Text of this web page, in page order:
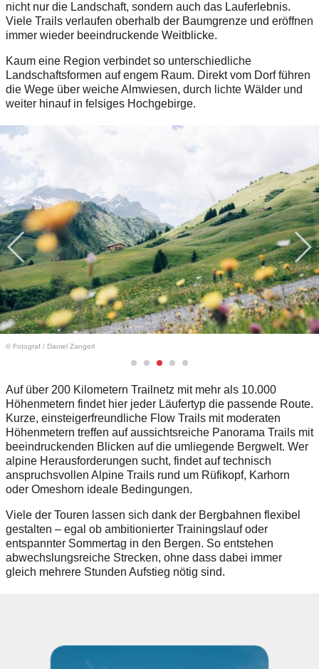
nicht nur die Landschaft, sondern auch das Lauferlebnis.
Viele Trails verlaufen oberhalb der Baumgrenze und eröffnen
immer wieder beeindruckende Weitblicke.
Kaum eine Region verbindet so unterschiedliche
Landschaftsformen auf engem Raum. Direkt vom Dorf führen
die Wege über weiche Almwiesen, durch lichte Wälder und
weiter hinauf in felsiges Hochgebirge.
© Fotograf / Daniel Zangerl
Auf über 200 Kilometern Trailnetz mit mehr als 10.000
Höhenmetern findet hier jeder Läufertyp die passende Route.
Kurze, einsteigerfreundliche Flow Trails mit moderaten
Höhenmetern treffen auf aussichtsreiche Panorama Trails mit
beeindruckenden Blicken auf die umliegende Bergwelt. Wer
alpine Herausforderungen sucht, findet auf technisch
anspruchsvollen Alpine Trails rund um Rüfikopf, Karhorn
oder Omeshorn ideale Bedingungen.
Viele der Touren lassen sich dank der Bergbahnen flexibel
gestalten – egal ob ambitionierter Trainingslauf oder
entspannter Sommertag in den Bergen. So entstehen
abwechslungsreiche Strecken, ohne dass dabei immer
gleich mehrere Stunden Aufstieg nötig sind.